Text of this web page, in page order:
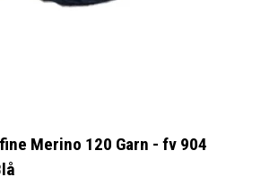
Merino 120 Garn - fv 904